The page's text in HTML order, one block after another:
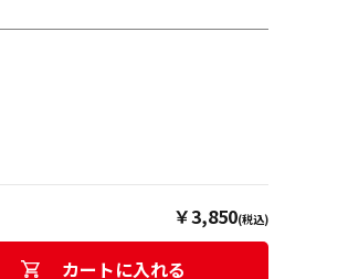
￥3,850(税込)
カートに入れる